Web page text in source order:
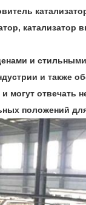
и
и также
отвечать
положений